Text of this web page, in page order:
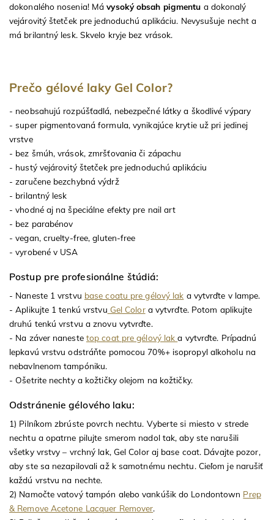
dokonalého nosenia! Mávysoký obsah pigmentu a dokonalý
vejárovitý štetček pre jednoduchú aplikáciu. Nevysušuje necht a
má brilantný lesk. Skvelo kryje bez vrások.
Prečo gélové laky Gel Color?
- neobsahujú rozpúšťadlá, nebezpečné látky a škodlivé výpary
- super pigmentovaná formula, vynikajúce krytie už pri jedinej
vrstve
- bez šmúh, vrások, zmršťovania či zápachu
- hustý vejárovitý štetček pre jednoduchú aplikáciu
- zaručene bezchybná výdrž
- brilantný lesk
- vhodné aj na špeciálne efekty pre nail art
- bez parabénov
- vegan, cruelty-free, gluten-free
- vyrobené v USA
Postup pre profesionálne štúdiá:
- Naneste 1 vrstvu base coatu pre gélový lak a vytvrďte v lampe.
- Aplikujte 1 tenkú vrstvu Gel Colora vytvrďte. Potom aplikujte
druhú tenkú vrstvu a znovu vytvrďte.
- Na záver naneste top coat pre gélový laka vytvrďte. Prípadnú
lepkavú vrstvu odstráňte pomocou 70%+ isopropyl alkoholu na
nebavlnenom tampóniku.
- Ošetrite nechty a kožtičky olejom na kožtičky.
Odstránenie gélového laku:
1) Pilníkom zbrúste povrch nechtu. Vyberte si miesto v strede
nechtu a opatrne pilujte smerom nadol tak, aby ste narušili
všetky vrstvy – vrchný lak, Gel Color aj base coat. Dávajte pozor,
aby ste sa nezapilovali až k samotnému nechtu. Cieľom je narušiť
každú vrstvu na nechte.
2) Namočte vatový tampón alebo vankúšik do Londontown Prep
& Remove Acetone Lacquer Remover.